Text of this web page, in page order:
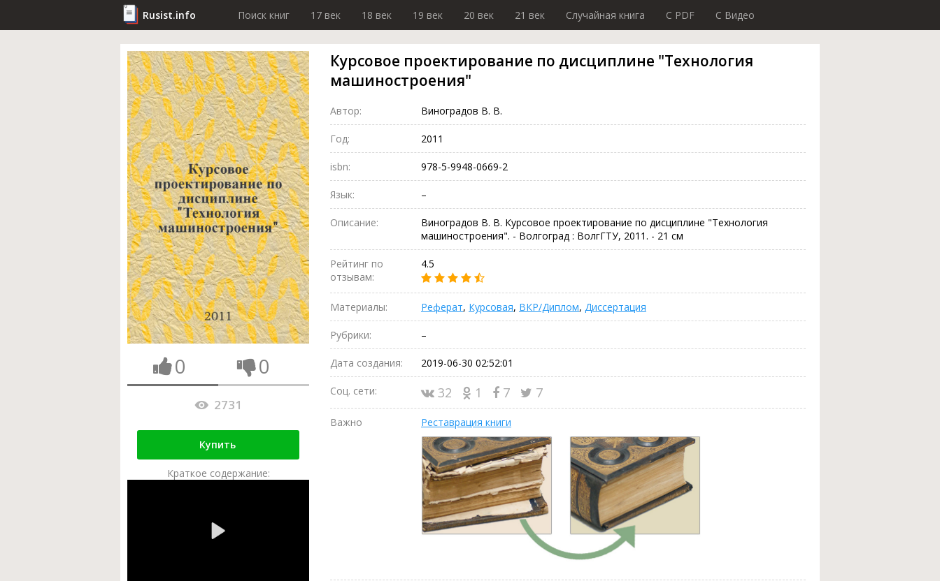
Rusist.info Поиск книг 17 век 18 век 19 век 20 век 21 век Случайная книга C PDF C Видео
0 0
2731
Купить
Краткое содержание:
Курсовое проектирование по дисциплине "Технология
машиностроения"
Автор: Виноградов В. В.
Год: 2011
isbn: 978-5-9948-0669-2
Язык: –
Описание:
Виноградов В. В. Курсовое проектирование по дисциплине "Технология
машиностроения". - Волгоград : ВолгГТУ, 2011. - 21 см
Рейтинг по
отзывам:
4.5
Материалы: Реферат, Курсовая, ВКР/Диплом, Диссертация
Рубрики: –
Дата создания: 2019-06-30 02:52:01
Соц. сети: 32 1 7 7
Важно Реставрация книги